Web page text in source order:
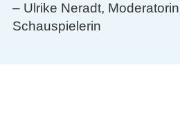
– Ulrike Neradt,
Schauspielerin